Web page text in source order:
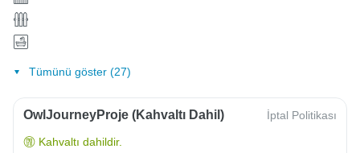
Tümünü göster (27)
OwlJourneyProje (Kahvaltı Dahil) İptal Politikası
Kahvaltı dahildir.